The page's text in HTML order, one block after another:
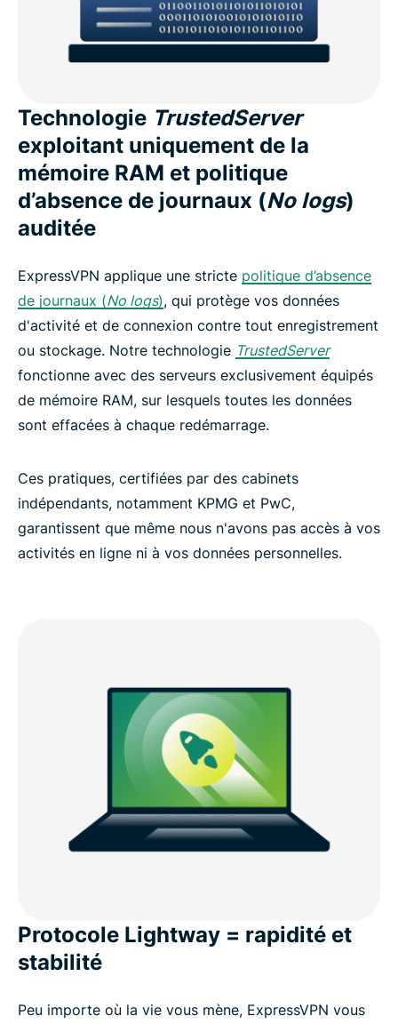
Technologie TrustedServer
exploitant uniquement de la
mémoire RAM et politique
d’absence de journaux (No logs)
auditée
ExpressVPN applique une stricte politique d’absence
de journaux (No logs), qui protège vos données
d'activité et de connexion contre tout enregistrement
ou stockage. Notre technologie TrustedServer
fonctionne avec des serveurs exclusivement équipés
de mémoire RAM, sur lesquels toutes les données
sont effacées à chaque redémarrage.
Ces pratiques, certifiées par des cabinets
indépendants, notamment KPMG et PwC,
garantissent que même nous n'avons pas accès à vos
activités en ligne ni à vos données personnelles.
Protocole Lightway = rapidité et
stabilité
Peu importe où la vie vous mène, ExpressVPN vous